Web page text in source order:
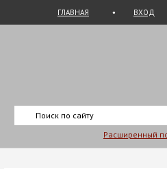
ГЛАВНАЯ ВХОД
Расширенный